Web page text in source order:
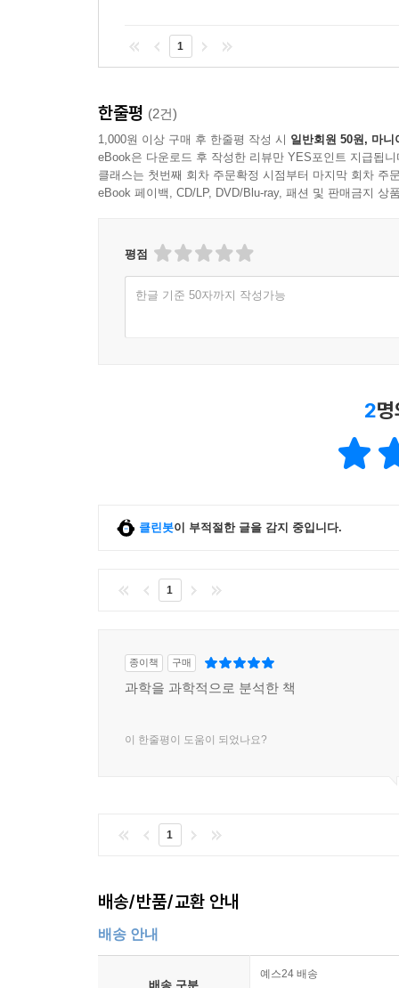
1
한줄평 (2건)
1,000원 이상 구매 후 한줄평 작성 시 일반회원 50원, 마니
eBook은 다운로드 후 작성한 리뷰만 YES포인트 지급됩니
클래스는 첫번째 회차 주문확정 시점부터 마지막 회차 주
eBook 페이백, CD/LP, DVD/Blu-ray, 패션 및 판매금지 상
평점
한글 기준 50자까지 작성가능
2
클린봇이 부적절한 글을 감지 중입니다.
1
종이책 구매
과학을 과학적으로 분석한 책
이 한줄평이 도움이 되었나요?
1
배송/반품/교환 안내
배송 안내
배송 구분
예스24 배송